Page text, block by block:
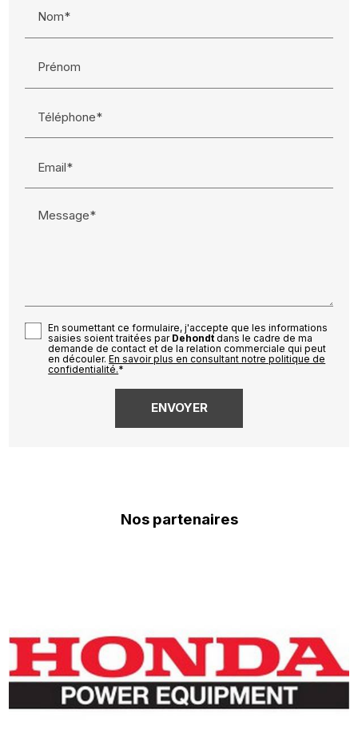
Nom*
Prénom
Téléphone*
Email*
Message*
En soumettant ce formulaire, j'accepte que les informations
saisies soient traitées par Dehondt dans le cadre de ma
demande de contact et de la relation commerciale qui peut
en découler.En savoir plus en consultant notre politique de
confidentialité.*
Nos partenaires